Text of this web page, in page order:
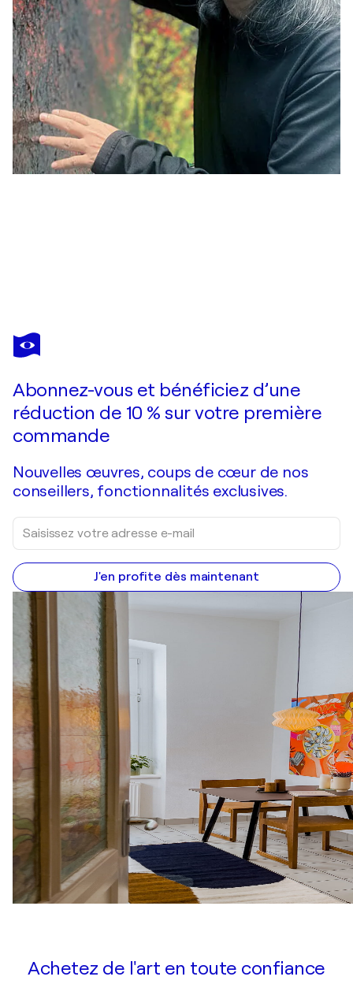
TỨ BẢO HOÀNG LÂM
Mùa thu hoài niệm
Abonnez-vous et bénéficiez d’une
réduction de 10 % sur votre première
commande
Nouvelles œuvres, coups de cœur de nos
conseillers, fonctionnalités exclusives.
J'en profite dès maintenant
Achetez de l'art en toute confiance